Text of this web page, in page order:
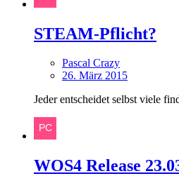
STEAM-Pflicht?
Pascal Crazy
26. März 2015
Jeder entscheidet selbst viele
WOS4 Release